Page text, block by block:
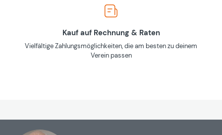
Kauf auf Rechnung & Raten
Vielfältige Zahlungsmöglichkeiten, die am besten zu deinem
Verein passen